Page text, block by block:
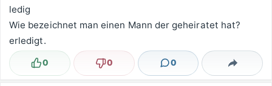
ledig
Wie bezeichnet man einen Mann der geheiratet hat?
erledigt.
Lustig
0 Nicht lustig
0 0
Kommentare Teilen